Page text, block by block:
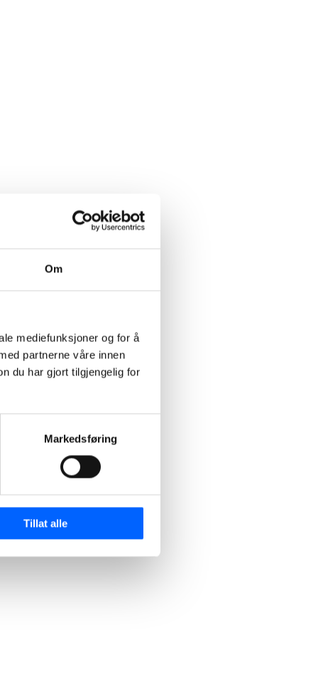
Om
mediefunksjoner og for å
partnerne våre innen
du har gjort tilgjengelig for
Markedsføring
Tillat alle